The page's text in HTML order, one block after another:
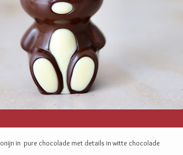
in pure chocolade met details in witte chocolade